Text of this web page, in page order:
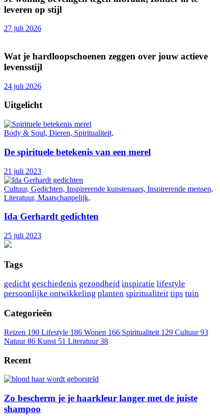
leveren op stijl
27 juli 2026
Wat je hardloopschoenen zeggen over jouw actieve
levensstijl
24 juli 2026
Uitgelicht
Body & Soul, Dieren, Spiritualiteit,
De spirituele betekenis van een merel
21 juli 2023
Cultuur, Gedichten, Inspirerende kunstenaars, Inspirerende mensen,
Literatuur, Maatschappelijk,
Ida Gerhardt gedichten
25 juli 2023
Tags
gedicht geschiedenis gezondheid inspiratie lifestyle
persoonlijke ontwikkeling planten spiritualiteit tips tuin
Categorieën
Reizen 190 Lifestyle 186 Wonen 166 Spiritualiteit 129 Cultuur 93
Natuur 86 Kunst 51 Literatuur 38
Recent
Zo bescherm je je haarkleur langer met de juiste
shampoo